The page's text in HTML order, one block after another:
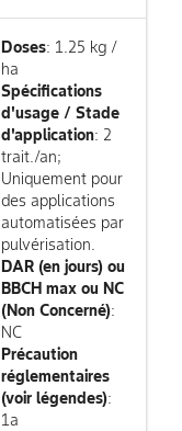
Doses: 1.25 kg /
ha
Spécifications
d'usage / Stade
d'application: 2
trait./an;
Uniquement pour
des applications
automatisées par
pulvérisation.
DAR (en jours) ou
BBCH max ou NC
(Non Concerné):
NC
Précaution
réglementaires
(voir légendes):
1a